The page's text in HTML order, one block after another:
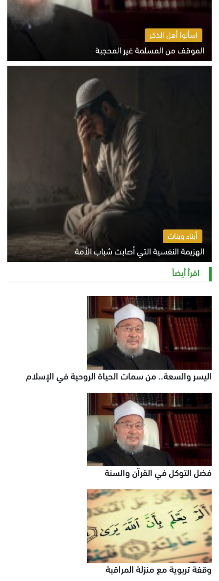
اسألوا أهل الذكر
الموقف من المسلمة غير المحجبة
الخميس 6 أغسطس 2026 10:45 ص
أبناء وبنات
الهزيمة النفسية التي أصابت شباب الأمة
الخميس 6 أغسطس 2026 11:12 ص
اقرأ أيضاً
اليسر والسعة.. من سمات الحياة الروحية في الإسلام
فضل التوكل في القرآن والسنة
وقفة تربوية مع منزلة المراقبة